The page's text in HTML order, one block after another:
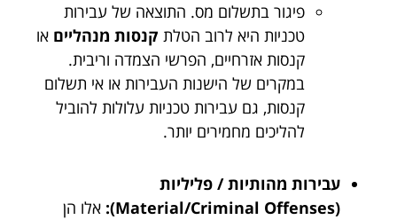
פיגור בתשלום מס. התוצאה של עבירות
טכניות היא לרוב הטלת קנסות מנהליים או
קנסות אזרחיים, הפרשי הצמדה וריבית.
במקרים של הישנות העבירות או אי תשלום
קנסות, גם עבירות טכניות עלולות להוביל
להליכים מחמירים יותר.
עבירות מהותיות / פליליות
(Material/Criminal Offenses):
אלו הן